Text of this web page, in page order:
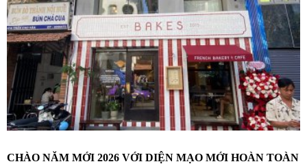
CHÀO NĂM MỚI 2026 VỚI DIỆN MẠO MỚI HOÀN TOÀN